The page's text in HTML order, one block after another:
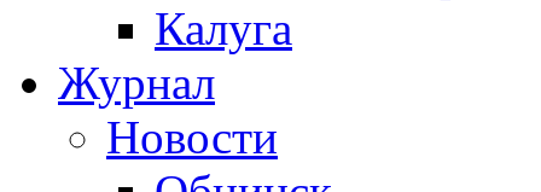
Калуга
Журнал
Новости